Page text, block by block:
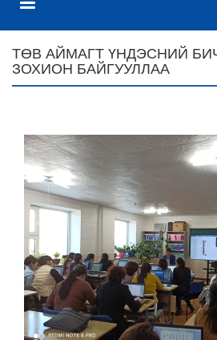
ТӨВ АЙМАГТ ҮНДЭСНИЙ
ЗОХИОН БАЙГУУЛЛАА